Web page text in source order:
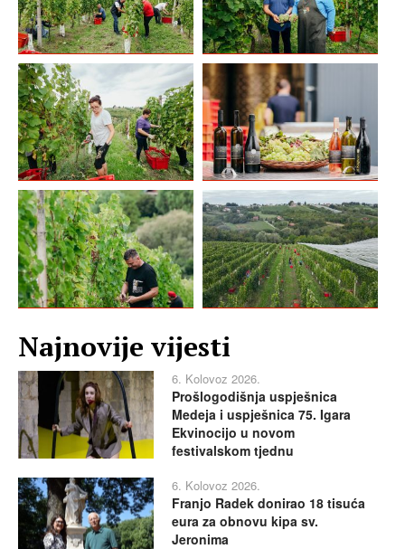
Najnovije vijesti
6. Kolovoz 2026.
Prošlogodišnja uspješnica
Medeja i uspješnica 75. Igara
Ekvinocijo u novom
festivalskom tjednu
6. Kolovoz 2026.
Franjo Radek donirao 18 tisuća
eura za obnovu kipa sv.
Jeronima